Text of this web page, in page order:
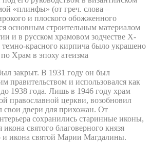
«плинфы» (от греч. слова –
и плоского обожженного
основным строительным материалом
и в русском храмовом зодчестве X-
красного кирпича было украшено
Храм в эпоху атеизма
закрыт. В 1931 году он был
правительством и использовался как
1938 года. Лишь в 1946 году храм
православной церкви, возобновил
свои двери для прихожан. От
сохранились старинные иконы,
икона святого благоверного князя
и икона святой Марии Магдалины.